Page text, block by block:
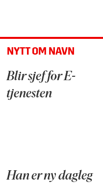
NYTT OM NAVN
Blir sjef for E-
tjenesten
Han er ny dagleg